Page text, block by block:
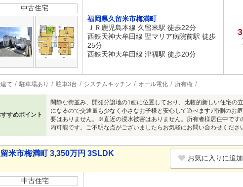
中古住宅
福岡県久留米市梅満町
ＪＲ鹿児島本線 久留米駅 徒歩22分
西鉄天神大牟田線 聖マリア病院前駅 徒歩
25分
西鉄天神大牟田線 津福駅 徒歩20分
て 駐車場あり 駐車3台 システムキッチン オール電化 所有権
すすめポイント
閑静な街並み、開発分譲地の1画に位置しており、比較的新しい住宅の
になるので交通量も少なく小さなお子様と安心して遊べます♪南側の
要はありません。※直近の浸水被害はありません。所有者様居住中で
内可能です。ご不明な点がございましたらお気軽にお問い合わせくださ
米市梅満町 3,350万円 3SLDK
お気に入りに追加
中古住宅